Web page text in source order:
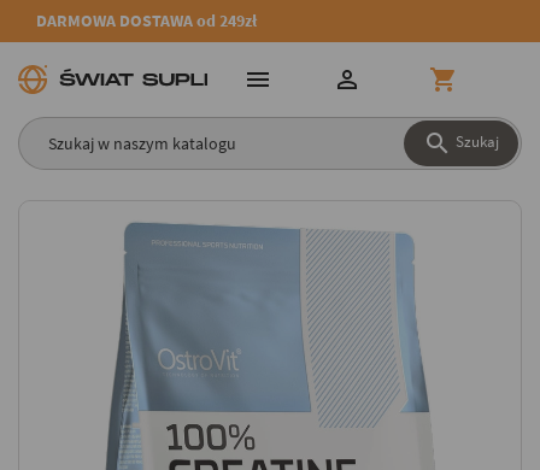
DARMOWA DOSTAWA od 249zł
 Szukaj
  